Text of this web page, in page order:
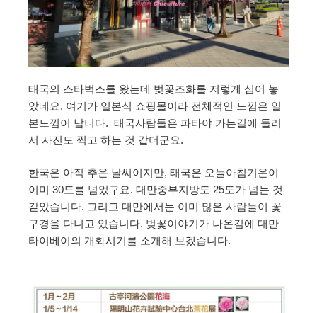
태국의 스타벅스를 왔는데 벚꽃조화를 저렇게 심어 놓
았네요. 여기가 일본식 쇼핑몰이라 전체적인 느낌은 일
본느낌이 납니다. 태국사람들은 파타야 가는길에 들러
서 사진도 찍고 하는 것 같더군요.
한국은 아직 추운 날씨이지만, 태국은 오늘아침기온이
이미 30도를 넘었구요. 대만중부지방도 25도가 넘는 것
같았습니다. 그리고 대만에서는 이미 많은 사람들이 꽃
구경을 다니고 있습니다. 벚꽃이야기가 나온김에 대만
타이베이의 개화시기를 소개해 보겠습니다.